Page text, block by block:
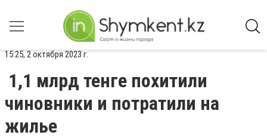
15:25, 2 октября 2023 г.
1,1 млрд тенге похитили
чиновники и потратили на
жилье